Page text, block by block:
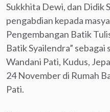
Sukkhita Dewi, dan Didik
pengabdian kepada
Pengembangan Batik
Batik Syailendra”
Wandani Pati, Kudus,
24 November di Rumah
Pati.